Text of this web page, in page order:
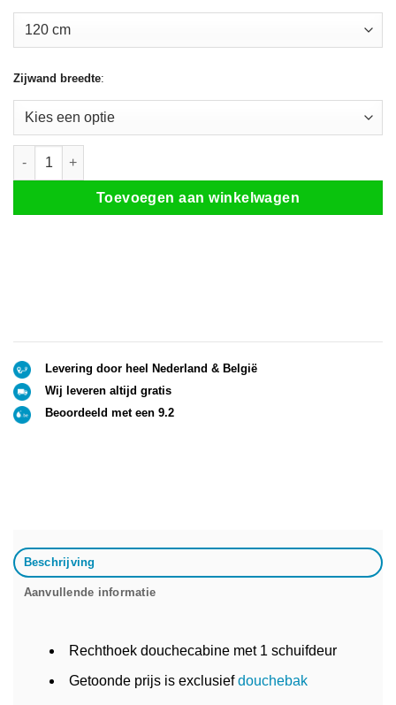
Zijwand breedte:
Trento NE.40 (schuifdeur met mat decorstrook) aantal
Toevoegen aan winkelwagen
Levering door heel Nederland & België
Wij leveren altijd gratis
Beoordeeld met een 9.2
Beschrijving
Aanvullende informatie
Rechthoek douchecabine met 1 schuifdeur
Getoonde prijs is exclusiefdouchebak